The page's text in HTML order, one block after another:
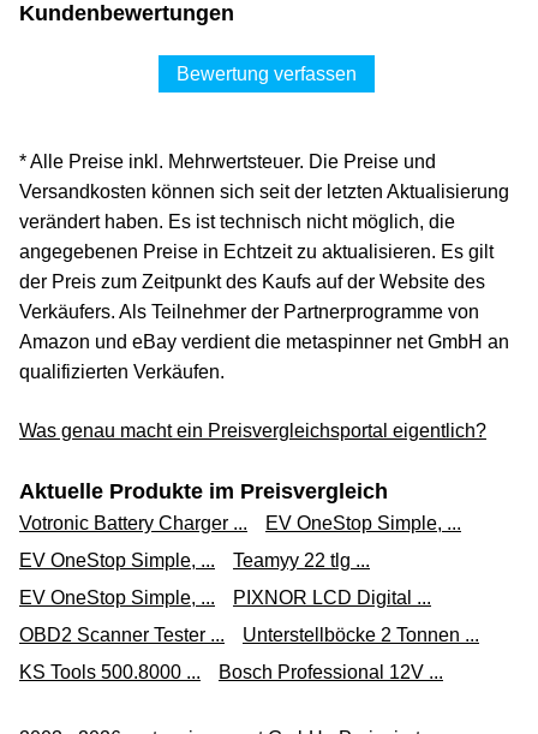
Kundenbewertungen
Bewertung verfassen
* Alle Preise inkl. Mehrwertsteuer. Die Preise und
Versandkosten können sich seit der letzten Aktualisierung
verändert haben. Es ist technisch nicht möglich, die
angegebenen Preise in Echtzeit zu aktualisieren. Es gilt
der Preis zum Zeitpunkt des Kaufs auf der Website des
Verkäufers. Als Teilnehmer der Partnerprogramme von
Amazon und eBay verdient die metaspinner net GmbH an
qualifizierten Verkäufen.
Was genau macht ein Preisvergleichsportal eigentlich?
Aktuelle Produkte im Preisvergleich
Votronic Battery Charger ...
EV OneStop Simple, ...
EV OneStop Simple, ...
Teamyy 22 tlg ...
EV OneStop Simple, ...
PIXNOR LCD Digital ...
OBD2 Scanner Tester ...
Unterstellböcke 2 Tonnen ...
KS Tools 500.8000 ...
Bosch Professional 12V ...